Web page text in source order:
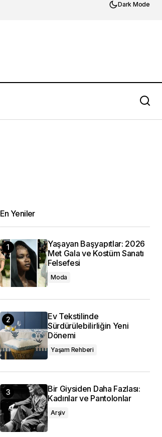
Dark Mode
En Yeniler
Yaşayan Başyapıtlar: 2026
Met Gala ve Kostüm Sanatı
Felsefesi
Moda
Ev Tekstilinde
Sürdürülebilirliğin Yeni
Dönemi
Yaşam Rehberi
Bir Giysiden Daha Fazlası:
Kadınlar ve Pantolonlar
Arşiv